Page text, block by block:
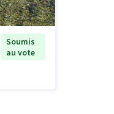
Soumis
au vote